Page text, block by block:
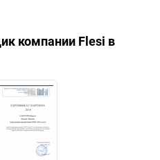
компании Flesi в